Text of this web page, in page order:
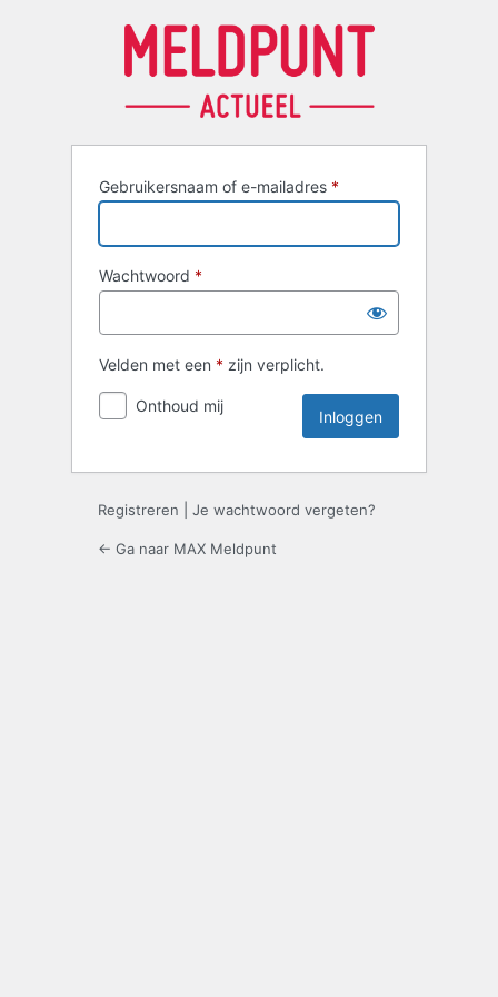
Gebruikersnaam of e-mailadres *
Wachtwoord *
Velden met een * zijn verplicht.
Onthoud mij
Registreren Je wachtwoord vergeten?
← Ga naar MAX Meldpunt